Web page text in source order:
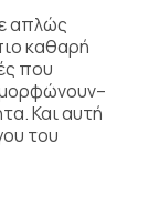
απλώς
καθαρή
που
Και αυτή
του